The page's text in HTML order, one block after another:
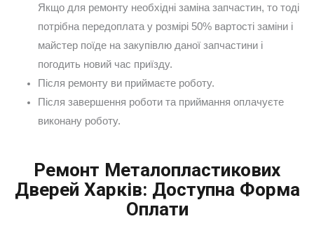
Якщо для ремонту необхідні заміна запчастин, то тоді
потрібна передоплата у розмірі 50% вартості заміни і
майстер поїде на закупівлю даної запчастини і
погодить новий час приїзду.
Після ремонту ви приймаєте роботу.
Після завершення роботи та приймання оплачуєте
виконану роботу.
Ремонт Металопластикових
Дверей Харків: Доступна Форма
Оплати